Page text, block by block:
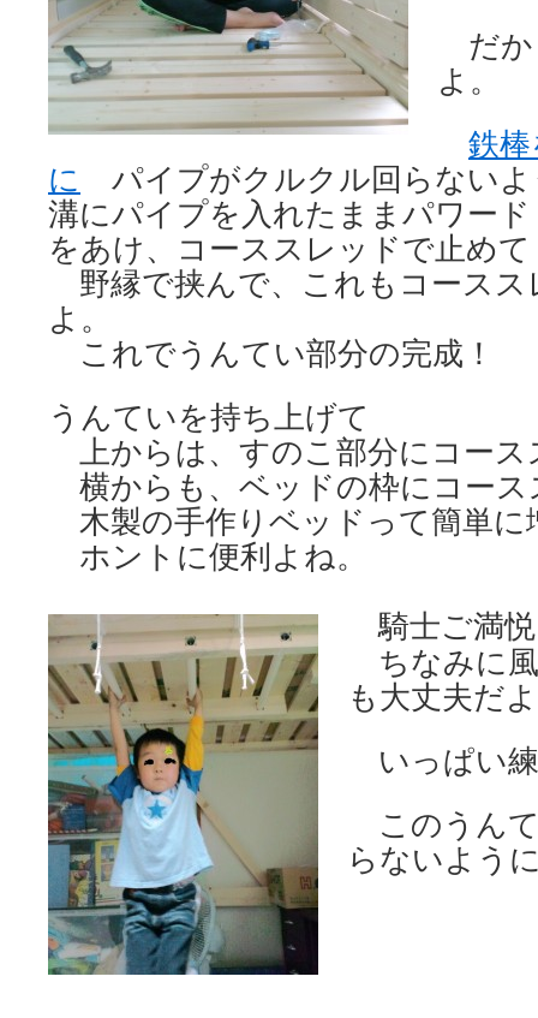
だか
よ。
鉄
に
パイプがクルクル回らないよ
溝にパイプを入れたままパワー
をあけ、コーススレッドで止めて
野縁で挟んで、これもコースス
よ。
これでうんてい部分の完成！
うんていを持ち上げて
上からは、すのこ部分にコース
横からも、ベッドの枠にコース
木製の手作りベッドって簡単に
ホントに便利よね。
騎士ご満
ちなみに
も大丈夫だ
いっぱい
このうん
らないよう